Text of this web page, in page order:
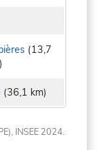
(13,7
(36,1 km)
INSEE 2024.